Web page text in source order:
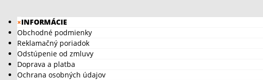
×INFORMÁCIE
Obchodné podmienky
Reklamačný poriadok
Odstúpenie od zmluvy
Doprava a platba
Ochrana osobných údajov